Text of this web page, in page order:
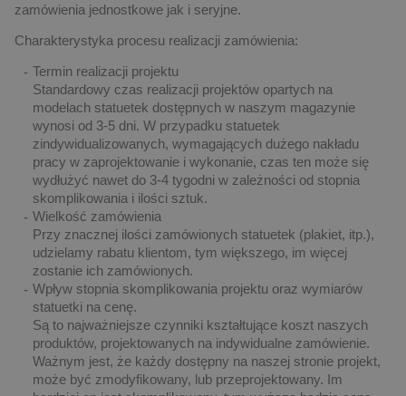
zamówienia jednostkowe jak i seryjne.
Charakterystyka procesu realizacji zamówienia:
Termin realizacji projektu
Standardowy czas realizacji projektów opartych na
modelach statuetek dostępnych w naszym magazynie
wynosi od 3-5 dni. W przypadku statuetek
zindywidualizowanych, wymagających dużego nakładu
pracy w zaprojektowanie i wykonanie, czas ten może się
wydłużyć nawet do 3-4 tygodni w zależności od stopnia
skomplikowania i ilości sztuk.
Wielkość zamówienia
Przy znacznej ilości zamówionych statuetek (plakiet, itp.),
udzielamy rabatu klientom, tym większego, im więcej
zostanie ich zamówionych.
Wpływ stopnia skomplikowania projektu oraz wymiarów
statuetki na cenę.
Są to najważniejsze czynniki kształtujące koszt naszych
produktów, projektowanych na indywidualne zamówienie.
Ważnym jest, że każdy dostępny na naszej stronie projekt,
może być zmodyfikowany, lub przeprojektowany. Im